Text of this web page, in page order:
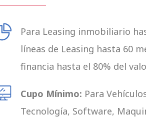
Para Leasing inmobiliario
líneas de Leasing hasta 60
financia hasta el 80% del
Cupo Mínimo: Para
Tecnología, Software,